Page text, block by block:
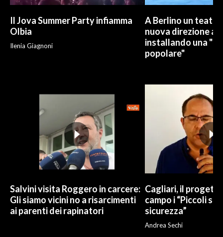
Il Jova Summer Party infiamma
Olbia
Ilenia Giagnoni
A Berlino un
nuova direzione
installando una
popolare"
Salvini visita Roggero in carcere:
Gli siamo vicini no a risarcimenti
ai parenti dei rapinatori
Cagliari, il
campo i “Piccoli
sicurezza”
Andrea Sechi